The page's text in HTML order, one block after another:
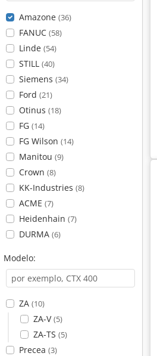
Amazone (36)
FANUC (58)
Linde (54)
STILL (40)
Siemens (34)
Ford (21)
Otinus (18)
FG (14)
FG Wilson (14)
Manitou (9)
Crown (8)
KK-Industries (8)
ACME (7)
Heidenhain (7)
DURMA (6)
Modelo:
ZA (10)
ZA-V(5)
ZA-TS (5)
Precea (3)